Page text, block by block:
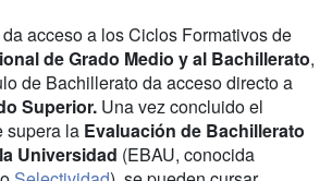
acceso a los Ciclos Formativos de
de Grado Medio y al Bachillerato,
de Bachillerato da acceso directo a
Superior. Una vez concluido el
supera la Evaluación de Bachillerato
Universidad (EBAU, conocida